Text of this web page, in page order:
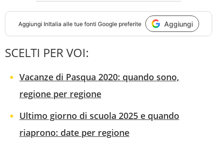
Aggiungi InItalia alle tue fonti Google preferite Aggiungi
SCELTI PER VOI:
Vacanze di Pasqua 2020: quando sono,
regione per regione
Ultimo giorno di scuola 2025 e quando
riaprono: date per regione